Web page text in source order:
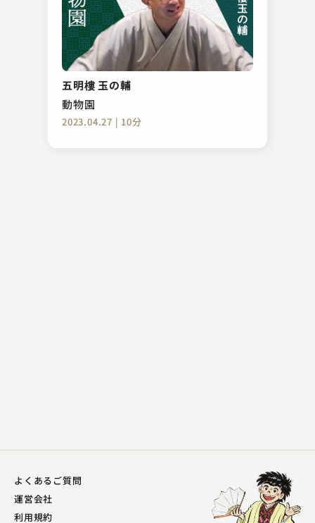
五明樓 玉の輔
動物園
2023.04.27 | 10分
林家 種平
ぼやき酒屋
2024.04.08 | 13分
よくあるご質問
運営会社
利用規約